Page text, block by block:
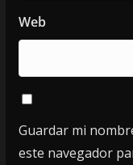
Web
Guardar mi
este navegador